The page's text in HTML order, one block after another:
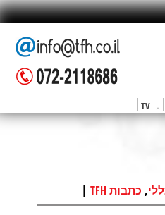
TV
, כתבות TFH |